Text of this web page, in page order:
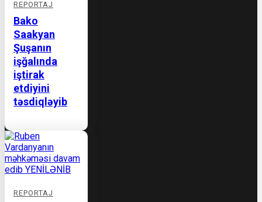
REPORTAJ
Bako
Saakyan
Şuşanın
işğalında
iştirak
etdiyini
təsdiqləyib
REPORTAJ